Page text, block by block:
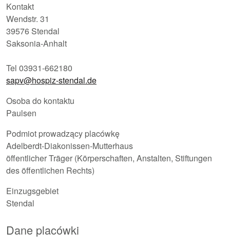
Kontakt
Wendstr. 31
39576 Stendal
Saksonia-Anhalt
Tel 03931-662180
sapv@hospiz-stendal.de
Osoba do kontaktu
Paulsen
Podmiot prowadzący placówkę
Adelberdt-Diakonissen-Mutterhaus
öffentlicher Träger (Körperschaften, Anstalten, Stiftungen
des öffentlichen Rechts)
Einzugsgebiet
Stendal
Dane placówki